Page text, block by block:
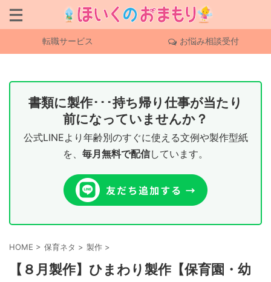
転職サービス お悩み相談受付
書類に製作･･･持ち帰り仕事が当たり
前になっていませんか？
公式LINEより年齢別のすぐに使える文例や製作型紙
を、 毎月無料で配信しています。
HOME > 保育ネタ > 製作 >
【８月製作】ひまわり製作【保育園・幼